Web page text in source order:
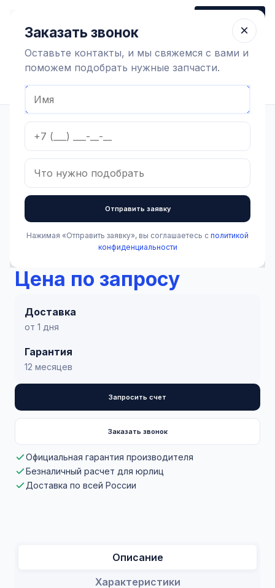
Заказать звонок
Содержание коров
Центрифугальный насос, нержавейка, 12V, 981.605 S
В наличии
Центрифугальный насос,
нержавейка, 12V, 981.605
Цена по запросу
Доставка
от 1 дня
Гарантия
12 месяцев
Запросить счет
Заказать звонок
Официальная гарантия производителя
Безналичный расчет для юрлиц
Доставка по всей России
Описание
Характеристики
×
Заказать звонок
Оставьте контакты, и мы свяжемся с вами и
поможем подобрать нужные запчасти.
Отправить заявку
Нажимая «Отправить заявку», вы соглашаетесь с политикой
конфиденциальности